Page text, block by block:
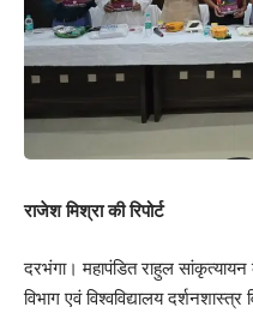
राजेश मिश्रा की रिपोर्ट
दरभंगा। महापंडित राहुल सांकृत्यायन
विभाग एवं विश्वविद्यालय